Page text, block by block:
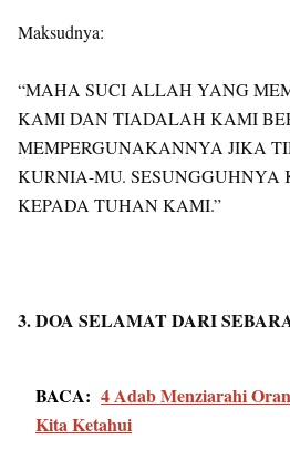
Maksudnya:
“MAHA SUCI ALLAH YANG
KAMI DAN TIADALAH KAMI
MEMPERGUNAKANNYA JIKA
KURNIA-MU.
KEPADA TUHAN KAMI.”
3. DOA SELAMAT DARI
BACA: 4 Adab Menziarahi
Kita Ketahui